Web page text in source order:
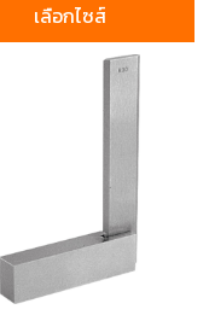
เลือกไซส์